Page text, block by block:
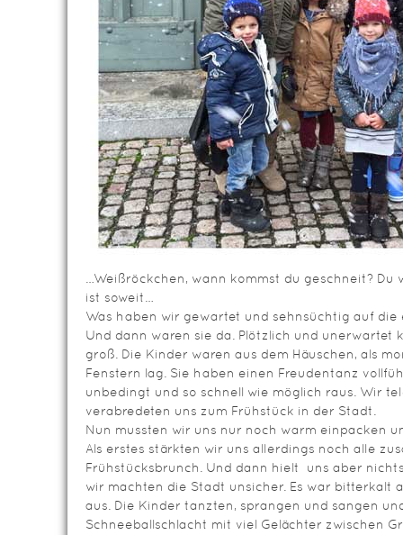
…Weißröckchen, wann kommst du geschneit?
ist soweit…
Was haben wir gewartet und sehnsüchtig auf
Und dann waren sie da. Plötzlich und unerwartet
groß. Die Kinder waren aus dem Häuschen, als
Fenstern lag. Sie haben einen Freudentanz
unbedingt und so schnell wie möglich raus. Wir
verabredeten uns zum Frühstück in der Stadt.
Nun mussten wir uns nur noch warm einpacken
Als erstes stärkten wir uns allerdings noch alle
Frühstücksbrunch. Und dann hielt uns aber
wir machten die Stadt unsicher. Es war bitterkalt
aus. Die Kinder tanzten, sprangen und sangen
Schneeballschlacht mit viel Gelächter zwischen